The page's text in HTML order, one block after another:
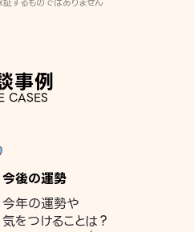
事例
CASES
今後の運勢
今年の運勢や
気をつけることは？